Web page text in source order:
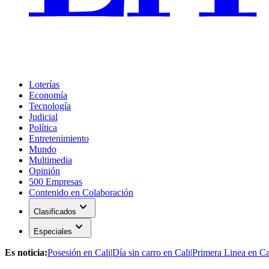
Loterías
Economía
Tecnología
Judicial
Política
Entretenimiento
Mundo
Multimedia
Opinión
500 Empresas
Contenido en Colaboración
Clasificados expand_more
Especiales expand_more
Es noticia:Posesión en Cali|Día sin carro en Cali|Primera Linea en